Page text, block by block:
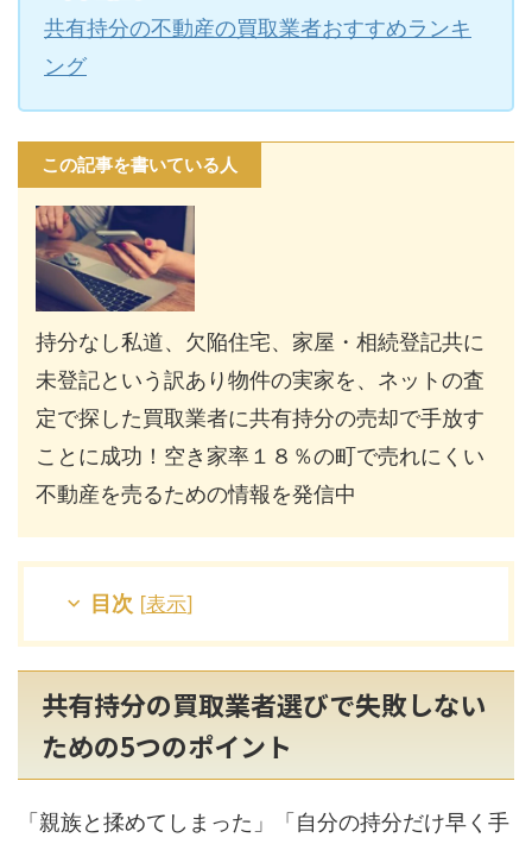
共有持分の不動産の買取業者おすすめランキ
ング
この記事を書いている人
持分なし私道、欠陥住宅、家屋・相続登記共に
未登記という訳あり物件の実家を、ネットの査
定で探した買取業者に共有持分の売却で手放す
ことに成功！空き家率１８％の町で売れにくい
不動産を売るための情報を発信中
目次 [表示]
共有持分の買取業者選びで失敗しない
ための5つのポイント
「親族と揉めてしまった」「自分の持分だけ早く手